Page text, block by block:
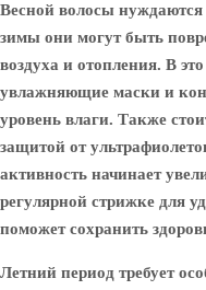
Весной волосы
зимы они могут быть
воздуха и отопления. В
увлажняющие маски и
уровень влаги. Также
защитой от
активность начинает
регулярной стрижке для
поможет сохранить
Летний период требует